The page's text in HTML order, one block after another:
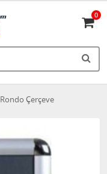
0
Rondo Çerçeve